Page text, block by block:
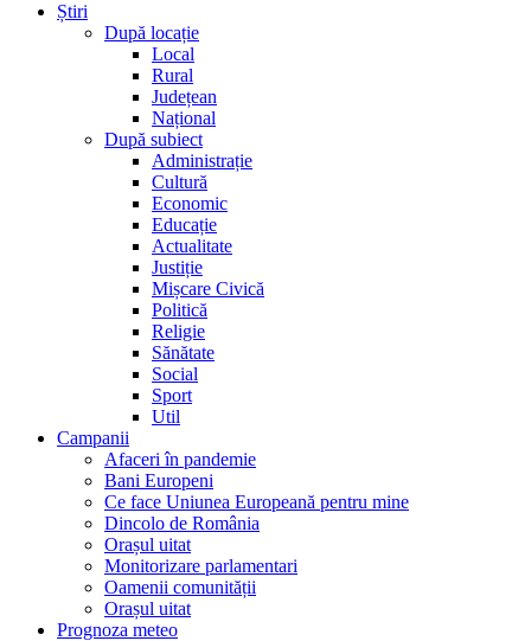
Știri
După locație
Local
Rural
Județean
Național
După subiect
Administrație
Cultură
Economic
Educație
Actualitate
Justiție
Mișcare Civică
Politică
Religie
Sănătate
Social
Sport
Util
Campanii
Afaceri în pandemie
Bani Europeni
Ce face Uniunea Europeană pentru mine
Dincolo de România
Orașul uitat
Monitorizare parlamentari
Oamenii comunității
Orașul uitat
Prognoza meteo